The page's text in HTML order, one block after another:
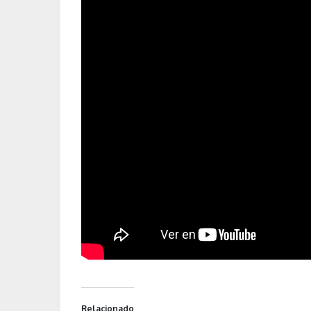
Relacionado